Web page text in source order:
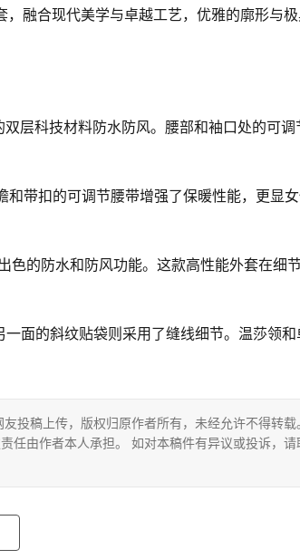
融合现代美学与卓越工艺，优雅的廓形与
层科技材料防水防风。腰部和袖口处的可调
带扣的可调节腰带增强了保暖性能，更显
色的防水和防风功能。这款高性能外套在细
面的斜纹贴袋则采用了缝线细节。温莎领和
投稿上传，版权归原作者所有，未经允许不得转载
任由作者本人承担。 如对本稿件有异议或投诉，请